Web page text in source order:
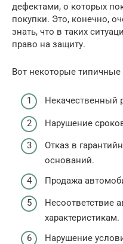
дефектами, о которых
покупки. Это, конечно,
знать, что в таких
право на защиту.
Вот некоторые
Некачественный
Нарушение
Отказ в
оснований.
Продажа
Несоответствие
характеристикам.
Нарушение